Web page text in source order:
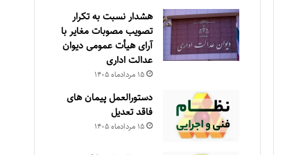
هشدار نسبت به تکرار
تصویب مصوبات مغایر با
آرای هیأت عمومی دیوان
عدالت اداری
۱۵ مرداد‌ماه ۱۴۰۵
دستورالعمل پیمان های
فاقد تعدیل
۱۵ مرداد‌ماه ۱۴۰۵